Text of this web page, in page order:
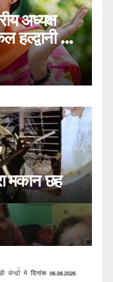
अध्यक्ष
हल्द्वानी में
छह